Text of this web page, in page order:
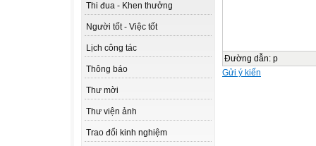
Thi đua - Khen thưởng
Người tốt - Việc tốt
Lịch công tác
Thông báo
Thư mời
Thư viện ảnh
Trao đổi kinh nghiệm
Đường dẫn: p
Gửi ý kiến